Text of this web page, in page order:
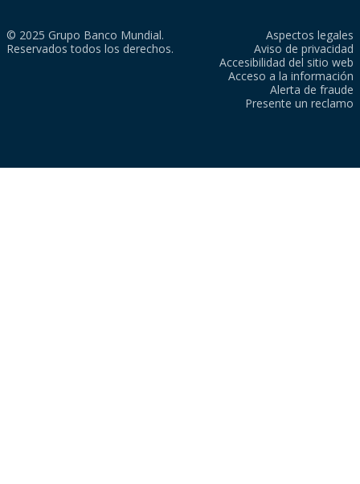
© 2025 Grupo Banco Mundial.
Reservados todos los derechos.
Aspectos legales
Aviso de privacidad
Accesibilidad del sitio web
Acceso a la información
Alerta de fraude
Presente un reclamo